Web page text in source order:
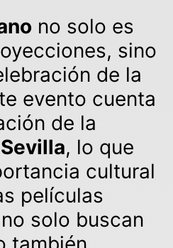
no solo es
sino
de la
evento cuenta
de la
, lo que
cultural
películas
solo buscan